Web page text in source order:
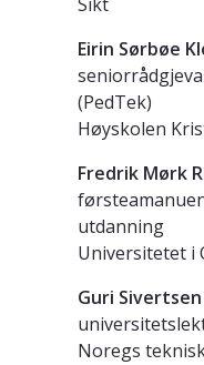
Eirin Sørbøe
(PedTek)
Høyskolen
Fredrik Mørk
utdanning
Universitetet i
Guri
Noregs